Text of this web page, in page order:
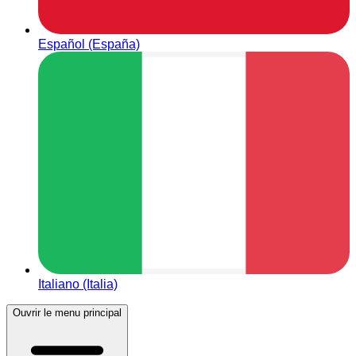
Español (España)
Italiano (Italia)
Ouvrir le menu principal